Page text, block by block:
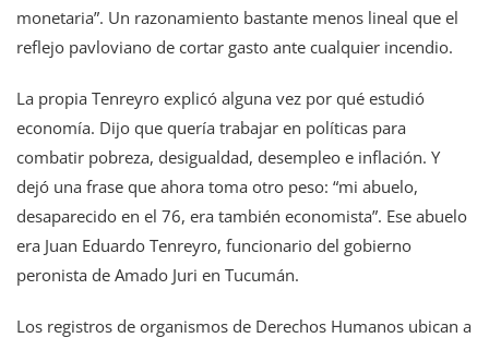
monetaria”. Un razonamiento bastante menos lineal que el
reflejo pavloviano de cortar gasto ante cualquier incendio.
La propia Tenreyro explicó alguna vez por qué estudió
economía. Dijo que quería trabajar en políticas para
combatir pobreza, desigualdad, desempleo e inflación. Y
dejó una frase que ahora toma otro peso: “mi abuelo,
desaparecido en el 76, era también economista”. Ese abuelo
era Juan Eduardo Tenreyro, funcionario del gobierno
peronista de Amado Juri en Tucumán.
Los registros de organismos de Derechos Humanos ubican a